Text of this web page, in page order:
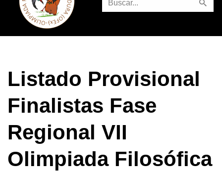
Listado Provisional
Finalistas Fase
Regional VII
Olimpiada Filosófica